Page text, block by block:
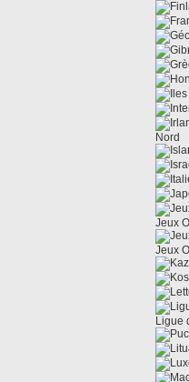
Nord
Jeux
Jeux
Ligue